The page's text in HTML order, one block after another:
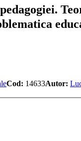
Cod: 14633Autor: